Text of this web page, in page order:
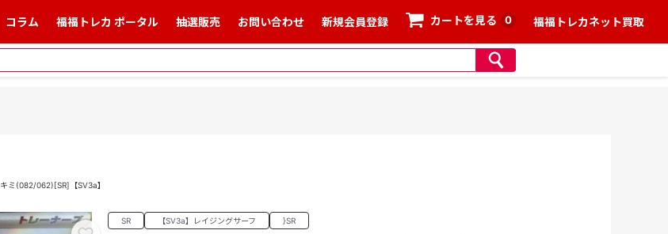
コラム 福福トレカ ポータル 抽選販売 お問い合わせ 新規会員登録 カートを見る 0 福福トレカネット買取
キミ(082/062)[SR]【SV3a】
SR 【SV3a】レイジングサーフ }SR